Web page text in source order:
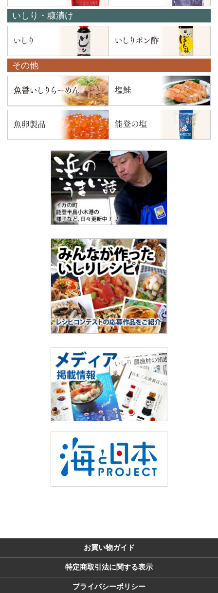
いしり・糠漬け
その他
お買い物ガイド
特定商取引法に関する表示
プライバシーポリシー